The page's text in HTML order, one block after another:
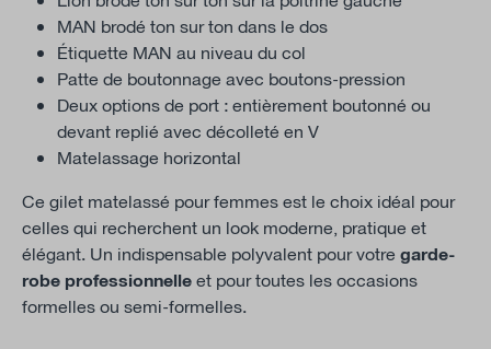
MAN brodé ton sur ton dans le dos
Étiquette MAN au niveau du col
Patte de boutonnage avec boutons-pression
Deux options de port : entièrement boutonné ou
devant replié avec décolleté en V
Matelassage horizontal
Ce gilet matelassé pour femmes est le choix idéal pour
celles qui recherchent un look moderne, pratique et
élégant. Un indispensable polyvalent pour votre garde-
robe professionnelleet pour toutes les occasions
formelles ou semi-formelles.